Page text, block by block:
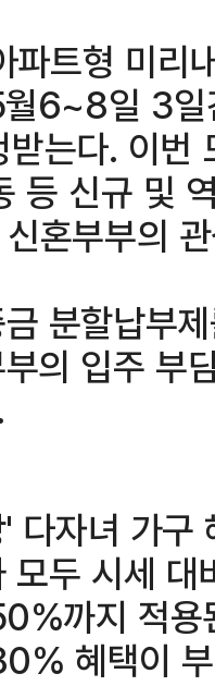
트형 미리
월6~8일 3
는다. 이번
등 신규 및
혼부부의
분할납부
의 입주 부
다자녀 가구
모두 시세
까지 적
혜택이